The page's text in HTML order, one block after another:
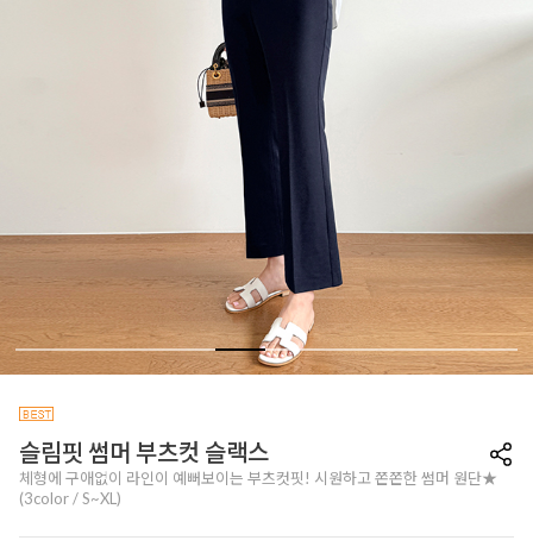
슬림핏 썸머 부츠컷 슬랙스
체형에 구애없이 라인이 예뻐보이는 부츠컷핏! 시원하고 쫀쫀한 썸머 원단★
(3color / S~XL)